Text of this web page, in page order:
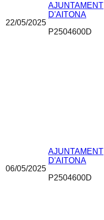
22/05/2025
AJUNTAMENT
D'AITONA
P2504600D
06/05/2025
AJUNTAMENT
D'AITONA
P2504600D